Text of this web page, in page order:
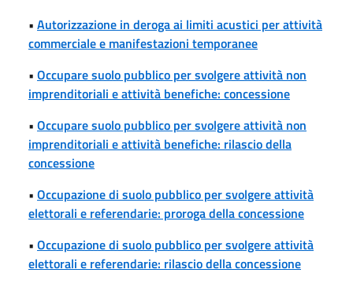
• Autorizzazione in deroga ai limiti acustici per attività
commerciale e manifestazioni temporanee
• Occupare suolo pubblico per svolgere attività non
imprenditoriali e attività benefiche: concessione
• Occupare suolo pubblico per svolgere attività non
imprenditoriali e attività benefiche: rilascio della
concessione
• Occupazione di suolo pubblico per svolgere attività
elettorali e referendarie: proroga della concessione
• Occupazione di suolo pubblico per svolgere attività
elettorali e referendarie: rilascio della concessione